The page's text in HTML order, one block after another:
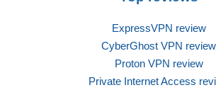
ExpressVPN review
CyberGhost VPN review
Proton VPN review
Private Internet Access